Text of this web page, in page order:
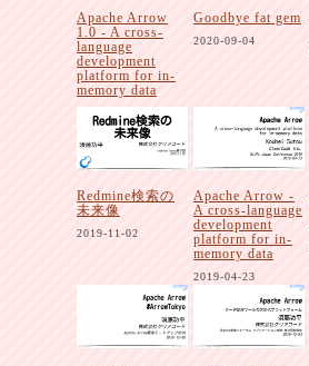
Apache Arrow
1.0 - A cross-
language
development
platform for in-
memory data
2020-10-30
Goodbye fat gem
2020-09-04
Redmine検索の
未来像
2019-11-02
Apache Arrow -
A cross-language
development
platform for in-
memory data
2019-04-23